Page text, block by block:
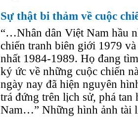
Sự thật bi thảm về cuộc
“…Nhân dân Việt Nam hầu
chiến tranh biên giới 1979
nhất 1984-1989. Họ đang
ký ức về những cuộc chiến
ngày nay đã hiện nguyên
trá đứng trên lịch sử, phá tan
Nam…” Những hình ảnh tài